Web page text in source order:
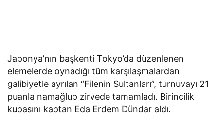
Japonya’nın başkenti Tokyo’da düzenlenen
elemelerde oynadığı tüm karşılaşmalardan
galibiyetle ayrılan “Filenin Sultanları”, turnuvayı 21
puanla namağlup zirvede tamamladı. Birincilik
kupasını kaptan Eda Erdem Dündar aldı.